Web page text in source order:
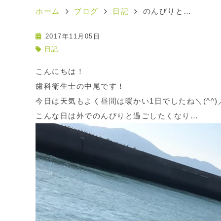
ホーム ブログ 日記 のんびりと…
2017年11月05日
日記
こんにちは！
歯科衛生士の中尾です！
今日は天気もよく昼間は暖かい1日でしたね＼(^^)
こんな日は外でのんびりと過ごしたくなり…